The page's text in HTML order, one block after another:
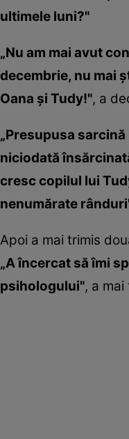
ultimele luni?"
„Nu am mai avut
decembrie, nu mai
Oana şi Tudy!", a
„Presupusa
niciodată
cresc copilul lui
nenumărate
Apoi a mai trimis
„A încercat să îmi
psihologului", a